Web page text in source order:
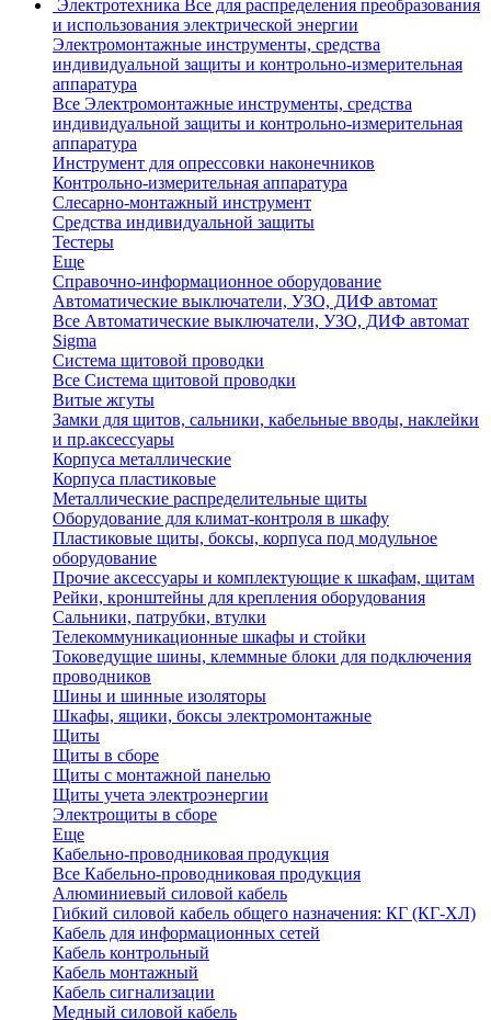
Электротехника Все для распределения преобразования
и использования электрической энергии
Электромонтажные инструменты, средства
индивидуальной защиты и контрольно-измерительная
аппаратура
Все Электромонтажные инструменты, средства
индивидуальной защиты и контрольно-измерительная
аппаратура
Инструмент для опрессовки наконечников
Контрольно-измерительная аппаратура
Слесарно-монтажный инструмент
Средства индивидуальной защиты
Тестеры
Еще
Справочно-информационное оборудование
Автоматические выключатели, УЗО, ДИФ автомат
Все Автоматические выключатели, УЗО, ДИФ автомат
Sigma
Система щитовой проводки
Все Система щитовой проводки
Витые жгуты
Замки для щитов, сальники, кабельные вводы, наклейки
и пр.аксессуары
Корпуса металлические
Корпуса пластиковые
Металлические распределительные щиты
Оборудование для климат-контроля в шкафу
Пластиковые щиты, боксы, корпуса под модульное
оборудование
Прочие аксессуары и комплектующие к шкафам, щитам
Рейки, кронштейны для крепления оборудования
Сальники, патрубки, втулки
Телекоммуникационные шкафы и стойки
Токоведущие шины, клеммные блоки для подключения
проводников
Шины и шинные изоляторы
Шкафы, ящики, боксы электромонтажные
Щиты
Щиты в сборе
Щиты с монтажной панелью
Щиты учета электроэнергии
Электрощиты в сборе
Еще
Кабельно-проводниковая продукция
Все Кабельно-проводниковая продукция
Алюминиевый силовой кабель
Гибкий силовой кабель общего назначения: КГ (КГ-ХЛ)
Кабель для информационных сетей
Кабель контрольный
Кабель монтажный
Кабель сигнализации
Медный силовой кабель